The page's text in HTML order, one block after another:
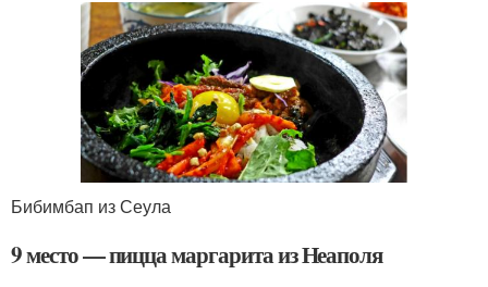
Бибимбап из Сеула
9 место — пицца маргарита из Неаполя